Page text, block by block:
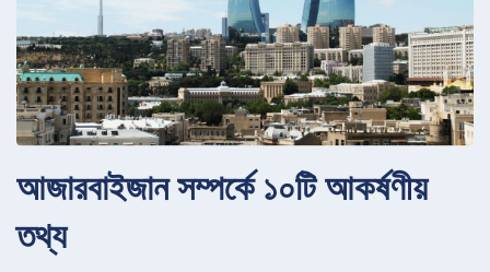
আজারবাইজান সম্পর্কে ১০টি আকর্ষণীয়
তথ্য